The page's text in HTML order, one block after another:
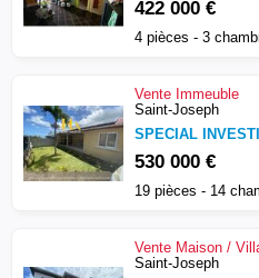
422 000 €
4 pièces - 3
Vente Immeuble
Saint-Joseph
SPECIAL
530 000 €
19 pièces - 14
Vente Maison /
Saint-Joseph